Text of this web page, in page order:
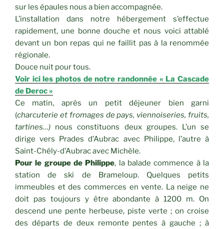
sur les épaules nous a bien accompagnée.
L’installation dans notre hébergement s’effectue
rapidement, une bonne douche et nous voici attablé
devant un bon repas qui ne faillit pas à la renommée
régionale.
Douce nuit pour tous.
Voir ici les photos de notre randonnée « La Cascade
de Deroc »
Ce matin, après un petit déjeuner bien garni
(charcuterie et fromages de pays, viennoiseries, fruits,
tartines…) nous constituons deux groupes. L’un se
dirige vers Prades d’Aubrac avec Philippe, l’autre à
Saint-Chély-d’Aubrac avec Michèle.
Pour le groupe de Philippe, la balade commence à la
station de ski de Brameloup. Quelques petits
immeubles et des commerces en vente. La neige ne
doit pas toujours y être abondante à 1200 m. On
descend une pente herbeuse, piste verte ; on croise
des départs de deux remonte pentes à gauche ; à